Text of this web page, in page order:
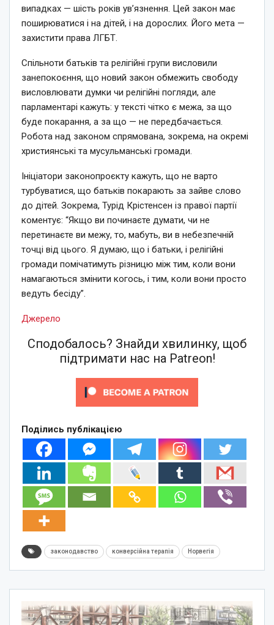
випадках — шість років ув’язнення. Цей закон має
поширюватися і на дітей, і на дорослих. Його мета —
захистити права ЛГБТ.
Спільноти батьків та релігійні групи висловили
занепокоєння, що новий закон обмежить свободу
висловлювати думки чи релігійні погляди, але
парламентарі кажуть: у тексті чітко є межа, за що
буде покарання, а за що — не передбачається.
Робота над законом спрямована, зокрема, на окремі
християнські та мусульманські громади.
Ініціатори законопроєкту кажуть, що не варто
турбуватися, що батьків покарають за зайве слово
до дітей. Зокрема, Турід Крістенсен із правої партії
коментує: “Якщо ви починаєте думати, чи не
перетинаєте ви межу, то, мабуть, ви в небезпечній
точці від цього. Я думаю, що і батьки, і релігійні
громади помічатимуть різницю між тим, коли вони
намагаються змінити когось, і тим, коли вони просто
ведуть бесіду”.
Джерело
Сподобалось? Знайди хвилинку, щоб
підтримати нас на Patreon!
Поділись публікацією
законодавство конверсійна терапія Норвегія